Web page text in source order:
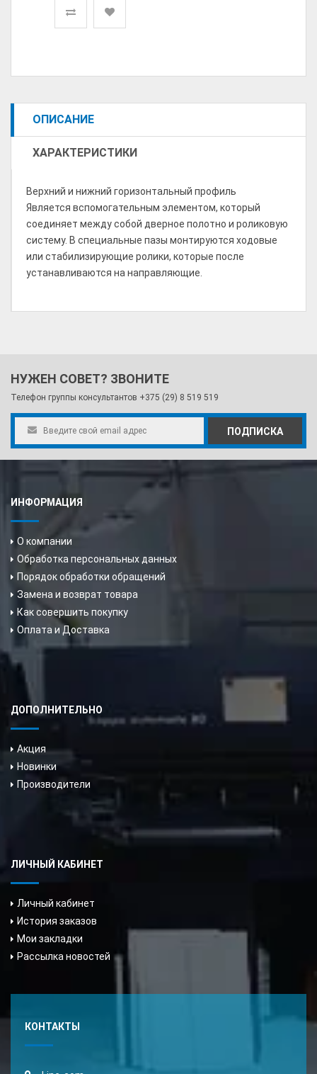
ОПИСАНИЕ
ХАРАКТЕРИСТИКИ
Верхний и нижний горизонтальный профиль
Является вспомогательным элементом, который
соединяет между собой дверное полотно и роликовую
систему. В специальные пазы монтируются ходовые
или стабилизирующие ролики, которые после
устанавливаются на направляющие.
НУЖЕН СОВЕТ? ЗВОНИТЕ
Телефон группы консультантов +375 (29) 8 519 519
ПОДПИСКА
ИНФОРМАЦИЯ
О компании
Обработка персональных данных
Порядок обработки обращений
Замена и возврат товара
Как совершить покупку
Оплата и Доставка
ДОПОЛНИТЕЛЬНО
Акция
Новинки
Производители
ЛИЧНЫЙ КАБИНЕТ
Личный кабинет
История заказов
Мои закладки
Рассылка новостей
КОНТАКТЫ